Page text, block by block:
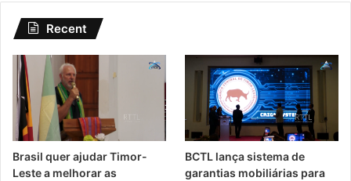
Recent
Brasil quer ajudar Timor-
Leste a melhorar as
BCTL lança sistema de
garantias mobiliárias para